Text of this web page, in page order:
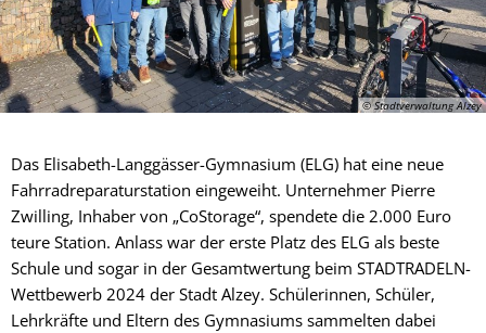
© Stadtverwaltung Alzey
Das Elisabeth-Langgässer-Gymnasium (ELG) hat eine neue
Fahrradreparaturstation eingeweiht. Unternehmer Pierre
Zwilling, Inhaber von „CoStorage“, spendete die 2.000 Euro
teure Station. Anlass war der erste Platz des ELG als beste
Schule und sogar in der Gesamtwertung beim STADTRADELN-
Wettbewerb 2024 der Stadt Alzey. Schülerinnen, Schüler,
Lehrkräfte und Eltern des Gymnasiums sammelten dabei